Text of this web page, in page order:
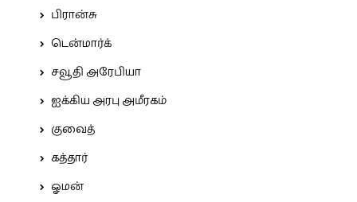
பிரான்சு
டென்மார்க்
சவூதி அரேபியா
ஐக்கிய அரபு அமீரகம்
குவைத்
கத்தார்
ஓமன்